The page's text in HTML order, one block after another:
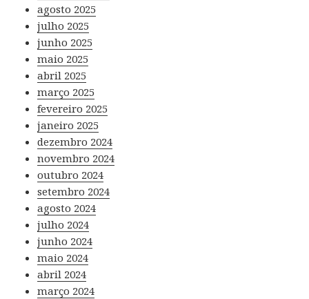
agosto 2025
julho 2025
junho 2025
maio 2025
abril 2025
março 2025
fevereiro 2025
janeiro 2025
dezembro 2024
novembro 2024
outubro 2024
setembro 2024
agosto 2024
julho 2024
junho 2024
maio 2024
abril 2024
março 2024